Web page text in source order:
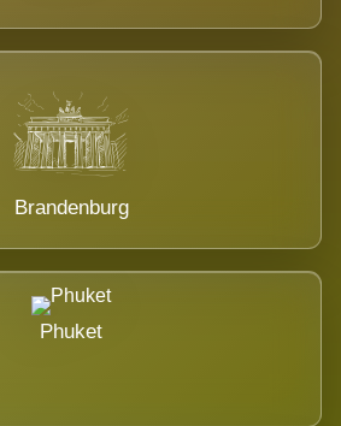
Brandenburg
Phuket